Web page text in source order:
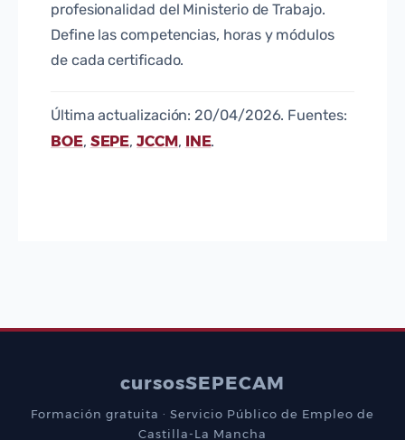
profesionalidad del Ministerio de Trabajo.
Define las competencias, horas y módulos
de cada certificado.
Última actualización: 20/04/2026. Fuentes:
BOE, SEPE,JCCM, INE.
cursosSEPECAM
Formación gratuita · Servicio Público de Empleo de
Castilla-La Mancha